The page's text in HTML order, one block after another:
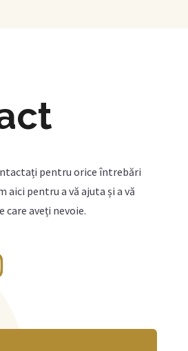
pentru orice întrebări
aici pentru a vă ajuta și a vă
aveți nevoie.